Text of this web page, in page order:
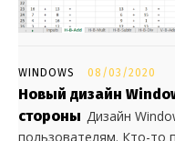
WINDOWS 08/03/2020
Новый дизайн
стороны Дизайн
пользователям. Кто-то